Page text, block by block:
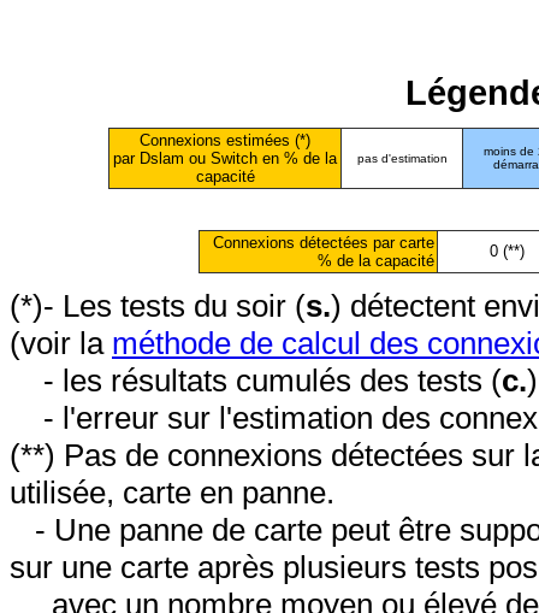
Connexions estimées (*)
par Dslam ou Switch en % de la
capacité
pas d'estimation
moins de
Connexions détectées par carte
% de la capacité
0 (**)
(*)- Les tests du soir (s.) détectent
(voir la méthode de calcul des
- les résultats cumulés des tests (c.
- l'erreur sur l'estimation des
(**) Pas de connexions détectées sur
utilisée, carte en panne.
- Une panne de carte peut être
sur une carte après plusieurs tests
avec un nombre moyen ou élevé